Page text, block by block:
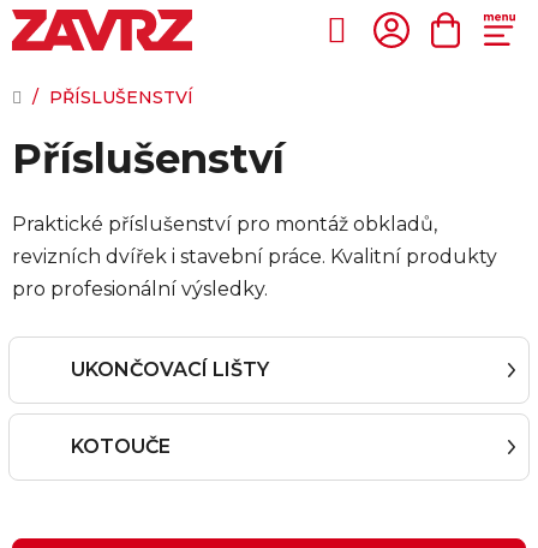
Přejít
na
Hledat
DOMŮ
/ PŘÍSLUŠENSTVÍ
Příslušenství
Praktické příslušenství pro montáž obkladů,
revizních dvířek i stavební práce. Kvalitní produkty
pro profesionální výsledky.
UKONČOVACÍ LIŠTY
KOTOUČE